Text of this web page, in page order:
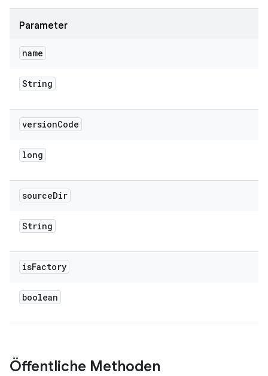
Parameter
name
String
versionCode
long
sourceDir
String
isFactory
boolean
Öffentliche Methoden